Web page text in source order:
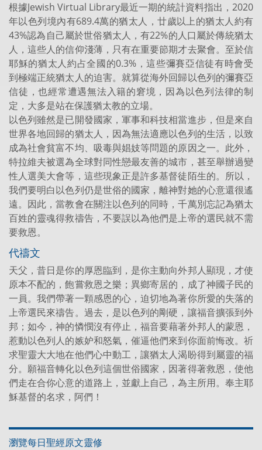
根據Jewish Virtual Library最近一期的統計資料指出，2020
年以色列境內有689.4萬的猶太人，廿歲以上的猶太人約有
43%認為自己屬於世俗猶太人，有22%的人口屬於傳統猶太
人，這些人的信仰淺薄，只有在重要節期才去聚會。至於信
耶穌的猶太人約占全國的0.3%，這些彌賽亞信徒有時會受
到極端正統猶太人的迫害。就算從海外回歸以色列的彌賽亞
信徒，也經常遭遇無法入籍的窘境，因為以色列法律的制
定，大多是站在保護猶太教的立場。
以色列雖然是已開發國家，軍事和科技相當進步，但是來自
世界各地回歸的猶太人，因為無法適應以色列的生活，以致
成為社會貧富不均、吸毒與娼妓等問題的原因之一。此外，
特拉維夫被選為全球對同性戀最友善的城市，甚至舉辦過變
性人選美大會等，這些現象正是許多基督徒陌生的。所以，
我們要明白以色列仍是世俗的國家，離神對她的心意還很遙
遠。因此，當教會在關注以色列的同時，千萬別忘記為猶太
百姓的靈魂得救禱告，不要誤以為他們是上帝的選民就不需
要救恩。
代禱文
天父，昔日是你的厚恩臨到，是你主動向外邦人顯現，才使
原本不配的，飽嘗救恩之樂；異鄉寄居的，成了神國子民的
一員。我們帶著一顆感恩的心，迫切地為著你所愛的失落的
上帝選民來禱告。過去，是以色列的剛硬，讓福音擴張到外
邦；如今，神的憐憫沒有停止，福音要藉著外邦人的蒙恩，
惹動以色列人的嫉妒和怒氣，催逼他們來到你面前悔改。祈
求聖靈大大地在他們心中動工，讓猶太人渴盼得到屬靈的福
分。願福音轉化以色列這個世俗國家，因著得著救恩，使他
們走在合你心意的道路上，並獻上自己，為主所用。奉主耶
穌基督的名求，阿們！
瀏覽每日聖經原文靈修